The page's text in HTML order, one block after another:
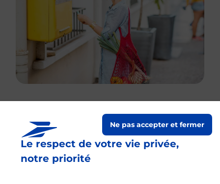
Le respect de votre vie privée,
notre priorité
Ne pas accepter et fermer
Boîte aux lettres La Poste
Prochaine collecte du courrier vendredi
08h30
Le lien s'ouvre dans un nouvel onglet